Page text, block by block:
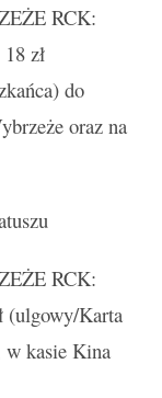
RCK:
zł
do
oraz na
RCK:
(ulgowy/Karta
w kasie Kina